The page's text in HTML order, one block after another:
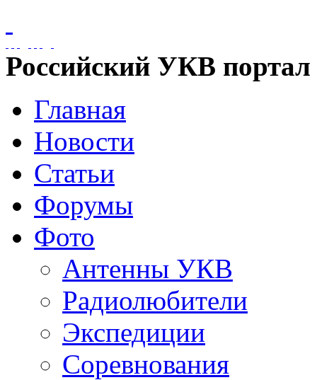
Российский УКВ портал
Главная
Новости
Статьи
Форумы
Фото
Антенны УКВ
Радиолюбители
Экспедиции
Соревнования